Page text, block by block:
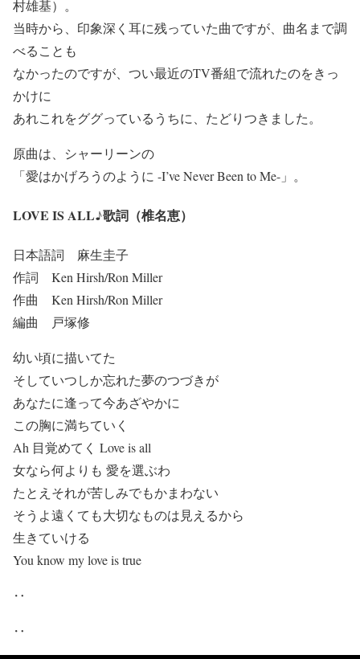
村雄基）。
当時から、印象深く耳に残っていた曲ですが、曲名まで調
べることも
なかったのですが、つい最近のTV番組で流れたのをきっ
かけに
あれこれをググっているうちに、たどりつきました。
原曲は、シャーリーンの
「愛はかげろうのように -I’ve Never Been to Me-」。
LOVE IS ALL♪歌詞（椎名恵）
日本語詞 麻生圭子
作詞 Ken Hirsh/Ron Miller
作曲 Ken Hirsh/Ron Miller
編曲 戸塚修
幼い頃に描いてた
そしていつしか忘れた夢のつづきが
あなたに逢って今あざやかに
この胸に満ちていく
Ah 目覚めてく Love is all
女なら何よりも 愛を選ぶわ
たとえそれが苦しみでもかまわない
そうよ遠くても大切なものは見えるから
生きていける
You know my love is true
‥
‥